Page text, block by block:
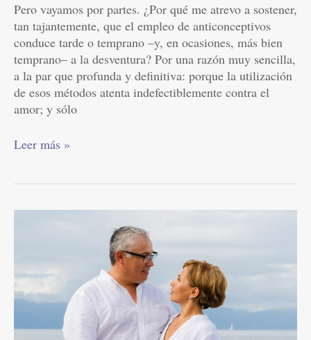
Pero vayamos por partes. ¿Por qué me atrevo a sostener,
tan tajantemente, que el empleo de anticonceptivos
conduce tarde o temprano –y, en ocasiones, más bien
temprano– a la desventura? Por una razón muy sencilla,
a la par que profunda y definitiva: porque la utilización
de esos métodos atenta indefectiblemente contra el
amor; y sólo
Leer más »
sexualidad
y
la
creatividad